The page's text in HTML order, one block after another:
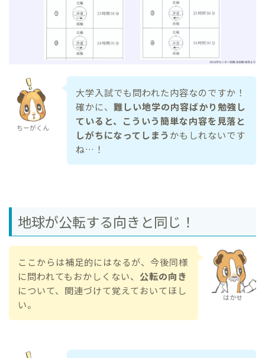
ちーがくん
大学入試でも問われた内容なのですか！
確かに、 難しい地学の内容ばかり勉強し
ていると、こういう簡単な内容を見落と
しがちになってしまう かもしれないです
ね…！
地球が公転する向きと同じ！
はかせ
ここからは補足的にはなるが、今後同様
に問われてもおかしくない、 公転の向き
について、関連づけて覚えておいてほし
い。